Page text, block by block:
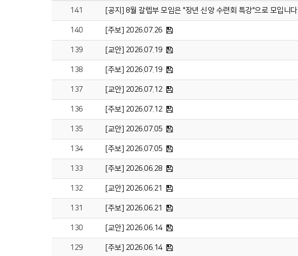
141 [공지] 8월 갈렙부 모임은 "장년 신앙 수련회 특강"으로 모입니다.
140 [주보] 2026.07.26
139 [교안] 2026.07.19
138 [주보] 2026.07.19
137 [교안] 2026.07.12
136 [주보] 2026.07.12
135 [교안] 2026.07.05
134 [주보] 2026.07.05
133 [주보] 2026.06.28
132 [교안] 2026.06.21
131 [주보] 2026.06.21
130 [교안] 2026.06.14
129 [주보] 2026.06.14